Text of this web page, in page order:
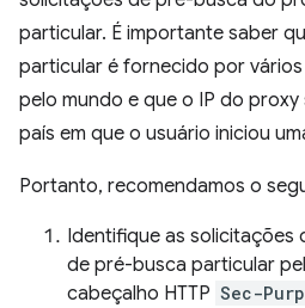
particular. É importante saber
particular é fornecido por
pelo mundo e que o IP do
país em que o usuário iniciou
Portanto, recomendamos o
Identifique as
de pré-busca particular
cabeçalho HTTP Sec-